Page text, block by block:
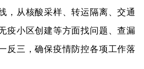
，从核酸采样、转运隔离、交通
疫小区创建等方面找问题、查漏
反三，确保疫情防控各项工作落